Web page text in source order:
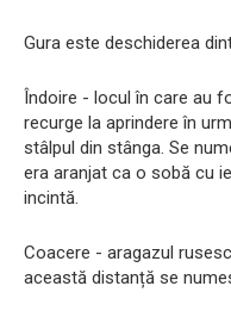
Gura este deschiderea
Îndoire - locul în care au
recurge la aprindere în
stâlpul din stânga. Se
era aranjat ca o sobă cu
incintă.
Coacere - aragazul
această distanță se